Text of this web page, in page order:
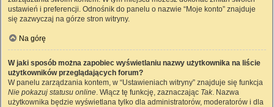
ustawień i preferencji. Odnośnik do panelu o nazwie “Moje konto” znajduje
się zazwyczaj na górze stron witryny.
Na górę
W jaki sposób można zapobiec wyświetlaniu nazwy użytkownika na liście
użytkowników przeglądających forum?
W panelu zarządzania kontem, w “Ustawieniach witryny” znajduje się funkcja
Nie pokazuj statusu online. Włącz tę funkcję, zaznaczając Tak. Nazwa
użytkownika będzie wyświetlana tylko dla administratorów, moderatorów i dla